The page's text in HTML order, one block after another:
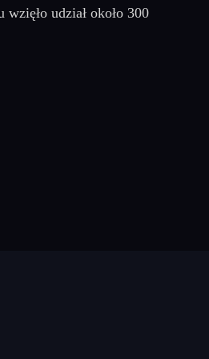
udział około 300